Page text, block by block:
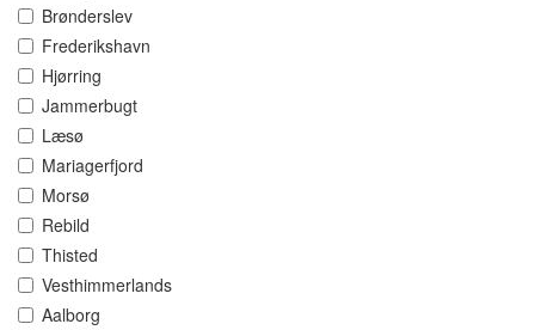
Brønderslev
Frederikshavn
Hjørring
Jammerbugt
Læsø
Mariagerfjord
Morsø
Rebild
Thisted
Vesthimmerlands
Aalborg